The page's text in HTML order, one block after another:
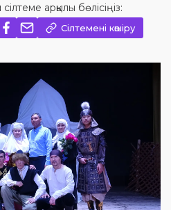
арқылы бөлісіңіз:
Сілтемені көшіру